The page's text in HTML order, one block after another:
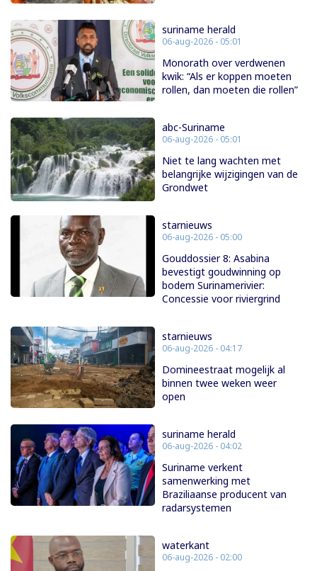
suriname herald
06-aug-2026 - 05:01
Monorath over verdwenen
kwik: “Als er koppen moeten
rollen, dan moeten die rollen”
abc-Suriname
06-aug-2026 - 05:01
Niet te lang wachten met
belangrijke wijzigingen van de
Grondwet
starnieuws
06-aug-2026 - 05:00
Gouddossier 8: Asabina
bevestigt goudwinning op
bodem Surinamerivier:
Concessie voor riviergrind
starnieuws
06-aug-2026 - 04:17
Domineestraat mogelijk al
binnen twee weken weer
open
suriname herald
06-aug-2026 - 04:02
Suriname verkent
samenwerking met
Braziliaanse producent van
radarsystemen
waterkant
06-aug-2026 - 02:00